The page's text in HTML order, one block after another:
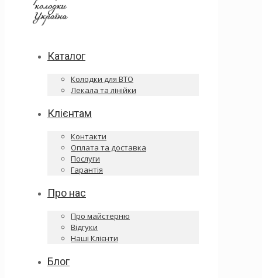
Каталог
Колодки для ВТО
Лекала та лінійки
Клієнтам
Контакти
Оплата та доставка
Послуги
Гарантія
Про нас
Про майстерню
Відгуки
Наші Клієнти
Блог